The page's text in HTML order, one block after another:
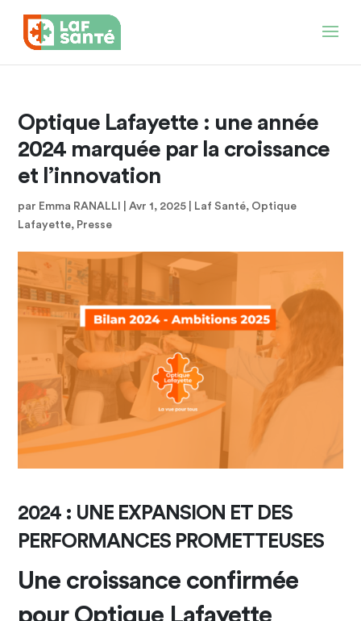
Optique Lafayette : une année
2024 marquée par la croissance
et l’innovation
par Emma RANALLI |Avr 1, 2025 Laf Santé, Optique
Lafayette, Presse
2024 : UNE EXPANSION ET DES
PERFORMANCES PROMETTEUSES
Une croissance confirmée
pour Optique Lafayette